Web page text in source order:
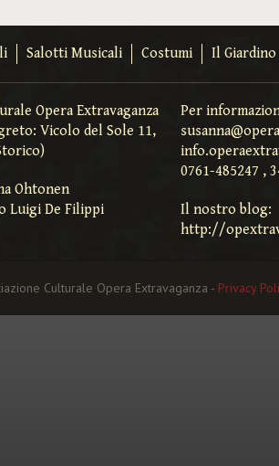
Salotti Musicali Costumi Il
Opera Extravaganza
Vicolo del Sole 11,
Ohtonen
Luigi De Filippi
Per
0761-485247 ,
Il nostro blog:
http://
Culturale Opera Extravaganza - Privacy